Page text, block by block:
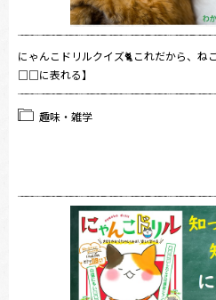
にゃんこドリルクイズ🐈これだから、ね
□□に表れる】
趣味・雑学